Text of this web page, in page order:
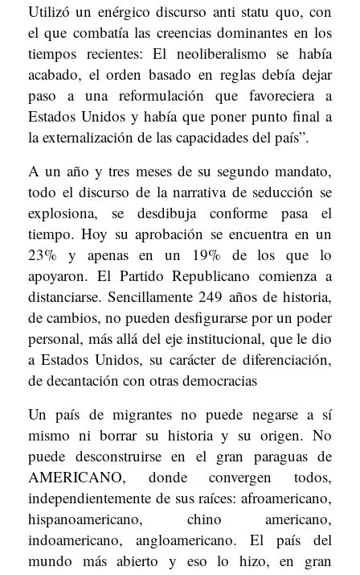
Utilizó un enérgico discurso anti statu quo, con
el que combatía las creencias dominantes en los
tiempos recientes: El neoliberalismo se había
acabado, el orden basado en reglas debía dejar
paso a una reformulación que favoreciera a
Estados Unidos y había que poner punto final a
la externalización de las capacidades del país”.
A un año y tres meses de su segundo mandato,
todo el discurso de la narrativa de seducción se
explosiona, se desdibuja conforme pasa el
tiempo. Hoy su aprobación se encuentra en un
23% y apenas en un 19% de los que lo
apoyaron. El Partido Republicano comienza a
distanciarse. Sencillamente 249 años de historia,
de cambios, no pueden desfigurarse por un poder
personal, más allá del eje institucional, que le dio
a Estados Unidos, su carácter de diferenciación,
de decantación con otras democracias
Un país de migrantes no puede negarse a sí
mismo ni borrar su historia y su origen. No
puede desconstruirse en el gran paraguas de
AMERICANO, donde convergen todos,
independientemente de sus raíces: afroamericano,
hispanoamericano, chino americano,
indoamericano, angloamericano. El país del
mundo más abierto y eso lo hizo, en gran